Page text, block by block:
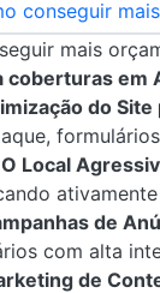
conseguir
mais
coberturas em
do
Local
de
com alta
de